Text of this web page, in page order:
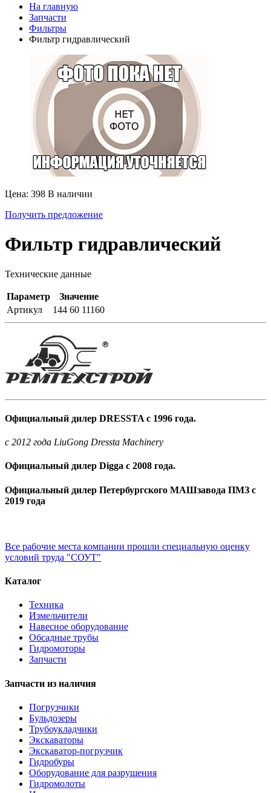
На главную
Запчасти
Фильтры
Фильтр гидравлический
Цена: 398 В наличии
Получить предложение
Фильтр гидравлический
Технические данные
Параметр
Значение
Артикул
144 60 11160
Официальный дилер DRESSTA с 1996 года.
c 2012 года LiuGong Dressta Machinery
Официальный дилер Digga с 2008 года.
Официальный дилер Петербургского МАШзавода ПМЗ с
2019 года
Все рабочие места компании прошли специальную оценку
условий труда "СОУТ"
Каталог
Техника
Измельчители
Навесное оборудование
Обсадные трубы
Гидромоторы
Запчасти
Запчасти из наличия
Погрузчики
Бульдозеры
Трубоукладчики
Экскаваторы
Экскаватор-погрузчик
Гидробуры
Оборудование для разрушения
Гидромолоты